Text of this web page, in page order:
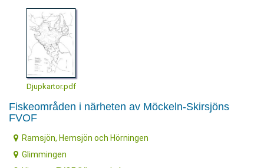
Djupkartor.pdf
Fiskeområden i närheten av Möckeln-Skirsjöns
FVOF
Ramsjön, Hemsjön och Hörningen
Glimmingen